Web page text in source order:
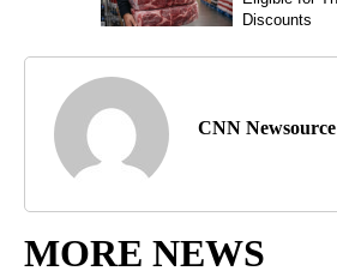
CNN Newsource
MORE NEWS